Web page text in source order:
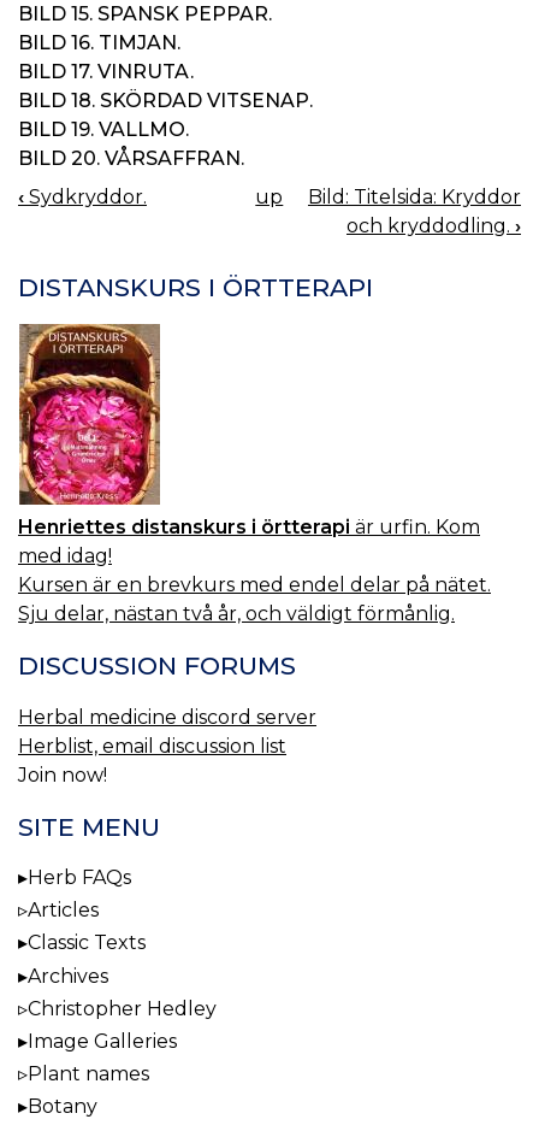
BILD 15. SPANSK PEPPAR.
BILD 16. TIMJAN.
BILD 17. VINRUTA.
BILD 18. SKÖRDAD VITSENAP.
BILD 19. VALLMO.
BILD 20. VÅRSAFFRAN.
BOOK
‹ Sydkryddor. up
Bild: Titelsida: Kryddor
och kryddodling. ›
DISTANSKURS I ÖRTTERAPI
Henriettes distanskurs i örtterapi är urfin. Kom
med idag!
Kursen är en brevkurs med endel delar på nätet.
Sju delar, nästan två år, och väldigt förmånlig.
DISCUSSION FORUMS
Herbal medicine discord server
Herblist, email discussion list
Join now!
SITE MENU
Herb FAQs
Articles
Classic Texts
Archives
Christopher Hedley
Image Galleries
Plant names
Botany